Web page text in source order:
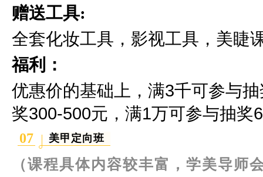
赠送工具:
全套化妆工具，影视工具，美睫
福利：
优惠价的基础上，满3千可参与
奖300-500元，满1万可参与抽奖
07 美甲定向班
（课程具体内容较丰富，学美导师